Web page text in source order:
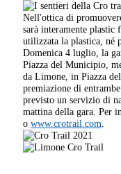
Nell'ottica di
sarà interamente plastic
utilizzata la plastica, né
Domenica 4 luglio, la
Piazza del Municipio,
da Limone, in Piazza
premiazione di
previsto un servizio di
mattina della gara. Per
owww.crotrail.com